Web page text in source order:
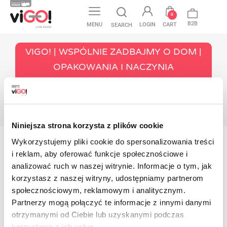
Niniejsza strona korzysta z plików cookie
Wykorzystujemy pliki cookie do spersonalizowania treści
i reklam, aby oferować funkcje społecznościowe i
analizować ruch w naszej witrynie. Informacje o tym, jak
korzystasz z naszej witryny, udostępniamy partnerom
społecznościowym, reklamowym i analitycznym.
Partnerzy mogą połączyć te informacje z innymi danymi
otrzymanymi od Ciebie lub uzyskanymi podczas
MENU SEARCH LOGIN CART
0
B2B
VIGO! | WSPÓLNIE ZADBAJMY O DOM |
OPAKOWANIA I NACZYNIA
LESELEVYT
Tuotteita ei ole vielä saatavilla
sitä mukaa kuin niitä lisätään.
Contact